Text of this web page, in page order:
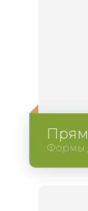
Формы